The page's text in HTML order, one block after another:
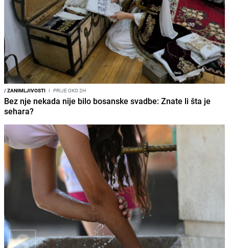
/ZANIMLJIVOSTI I PRIJE OKO 2H
Bez nje nekada nije bilo bosanske svadbe: Znate li šta je
sehara?